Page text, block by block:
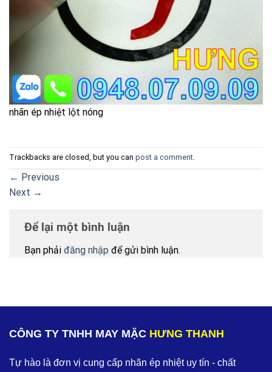
nhãn ép nhiệt lột nóng
Trackbacks are closed, but you can post a comment.
← Previous
Next →
Để lại một bình luận
Bạn phải đăng nhập để gửi bình luận.
CÔNG TY TNHH MAY MẶC HƯNG THANH
Tự hào là đơn vị cung cấp nhãn ép nhiệt uy tín - chất